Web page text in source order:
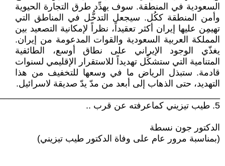
السعودية في المنطقة. سوف يهدِّد طرق التجارة الحيوية
وأمن المنطقة ككُل. سيجعل التدخُّل في المناطق التي
تهيمِن عليها إيران أكثر تعقيداً، نظراً لإمكانية التصعيد بين
المملكة العربية السعودية والقوات المدعومة من إيران.
يغذّي الوجود الإيراني على نطاق أوسع، الطائفية
المتنامية التي ستشكِّل تهديداً للاستقرار الإقليمي لسنوات
قادمة. ستبذل الرياض ما في وسعها للتخفيف من هذا
التهديد، حتى الذهاب إلى أبعد من مدّ يدّ صديقة لاسرائيل.
5. طيب تيزيني كماعرفته عن قرب ..
الدكتور جون نسطة
(بمناسبة مرور عام على وفاة الدكتور طيب تيزيني)